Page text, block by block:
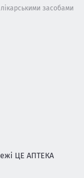
лікарськими засобами
ЦЕ АПТЕКА